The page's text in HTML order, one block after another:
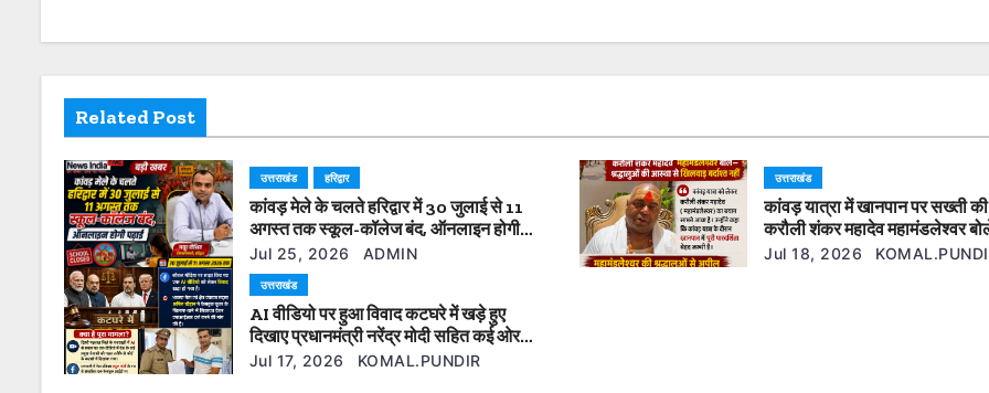
i
g
a
t
i
o
n
Related Post
उत्तराखंड हरिद्वार
कांवड़ मेले के चलते हरिद्वार में 30 जुलाई से 11
अगस्त तक स्कूल-कॉलेज बंद, ऑनलाइन होगी
पढ़ाई
Jul 25, 2026 ADMIN
उत्तराखंड
कांवड़ यात्रा में खानपान पर सख्ती की
करौली शंकर महादेव महामंडलेश्वर
श्रद्धालुओं की आस्था से खिलवाड़
Jul 18, 2026
उत्तराखंड
AI वीडियो पर हुआ विवाद कटघरे में खड़े हुए
दिखाए प्रधानमंत्री नरेंद्र मोदी सहित कई ओर
नेता फेसबुक यूजर के खिलाफ की गई एफआईआर
Jul 17, 2026 KOMAL.PUNDIR